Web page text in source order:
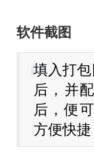
软件截图
填入打
后，并
后，便
方便快捷